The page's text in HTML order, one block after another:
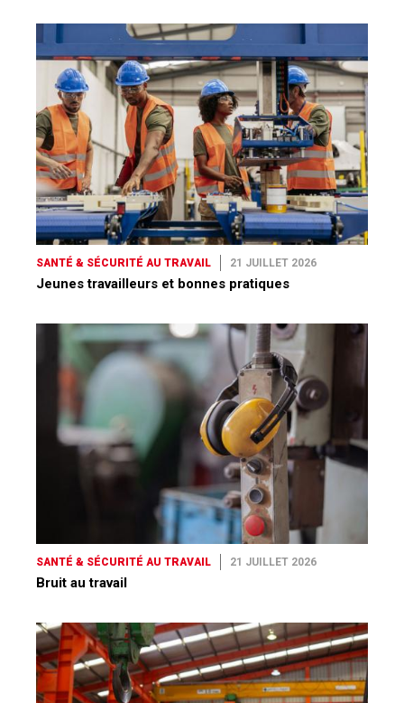
SANTÉ & SÉCURITÉ AU TRAVAIL 21 JUILLET 2026
Jeunes travailleurs et bonnes pratiques
SANTÉ & SÉCURITÉ AU TRAVAIL 21 JUILLET 2026
Bruit au travail